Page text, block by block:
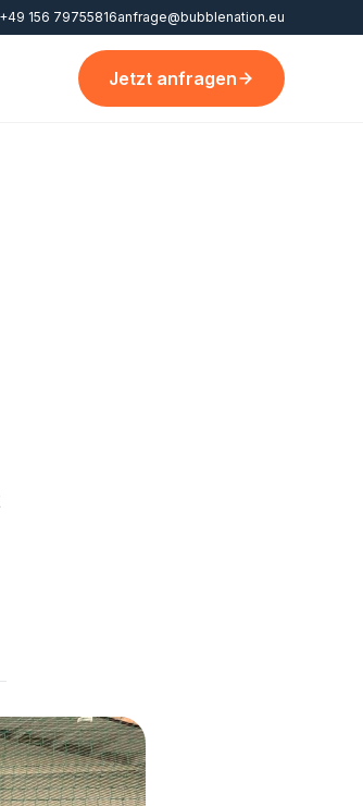
+49 156 79755816anfrage@bubblenation.eu
Jetzt anfragen